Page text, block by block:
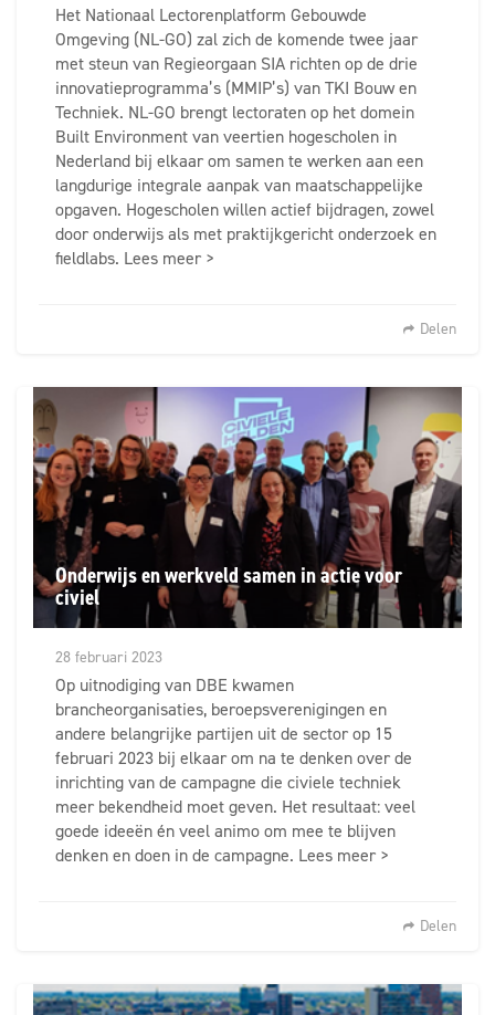
Het Nationaal Lectorenplatform Gebouwde
Omgeving (NL-GO) zal zich de komende twee jaar
met steun van Regieorgaan SIA richten op de drie
innovatieprogramma’s (MMIP’s) van TKI Bouw en
Techniek. NL-GO brengt lectoraten op het domein
Built Environment van veertien hogescholen in
Nederland bij elkaar om samen te werken aan een
langdurige integrale aanpak van maatschappelijke
opgaven. Hogescholen willen actief bijdragen, zowel
door onderwijs als met praktijkgericht onderzoek en
fieldlabs. Lees meer >
Delen
Onderwijs en werkveld samen in actie voor
civiel
28 februari 2023
Op uitnodiging van DBE kwamen
brancheorganisaties, beroepsverenigingen en
andere belangrijke partijen uit de sector op 15
februari 2023 bij elkaar om na te denken over de
inrichting van de campagne die civiele techniek
meer bekendheid moet geven. Het resultaat: veel
goede ideeën én veel animo om mee te blijven
denken en doen in de campagne. Lees meer >
Delen